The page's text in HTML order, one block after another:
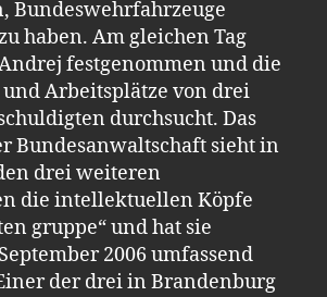
Bundeswehrfahrzeuge
haben. Am gleichen Tag
festgenommen und die
Arbeitsplätze von drei
durchsucht. Das
Bundesanwaltschaft sieht in
drei weiteren
die intellektuellen Köpfe
gruppe“ und hat sie
2006 umfassend
der drei in Brandenburg